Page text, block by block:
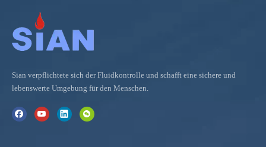
Sian verpflichtete sich der Fluidkontrolle und schafft eine sichere und
lebenswerte Umgebung für den Menschen.